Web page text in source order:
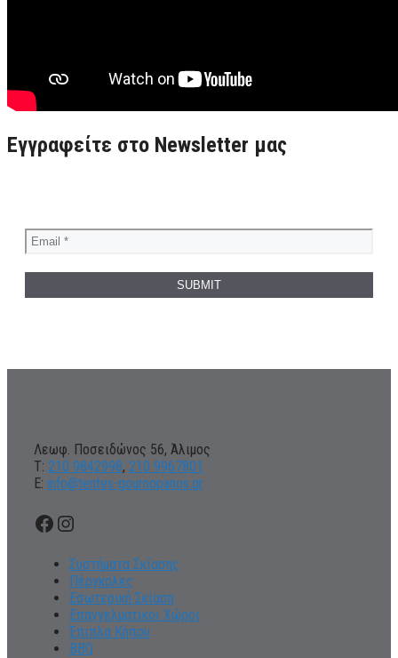
Εγγραφείτε στο Newsletter μας
Λεωφ. Ποσειδώνος 56, Άλιμος
Τ: 210 9842998, 210 9967801
Ε: info@tentes-gournopanos.gr
Facebook
Instagram
Συστήματα Σκίασης
Πέργκολες
Εσωτερική Σκίαση
Επαγγελματικοι Χώροι
Έπιπλα Κήπου
BBQ